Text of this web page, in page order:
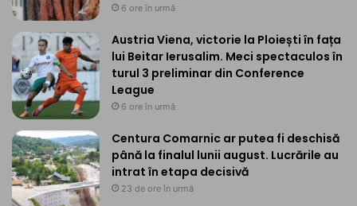
6 ore în urmă
Austria Viena, victorie la Ploiești în fața
lui Beitar Ierusalim. Meci spectaculos în
turul 3 preliminar din Conference
League
6 ore în urmă
Centura Comarnic ar putea fi deschisă
până la finalul lunii august. Lucrările au
intrat în etapa decisivă
23 de ore în urmă